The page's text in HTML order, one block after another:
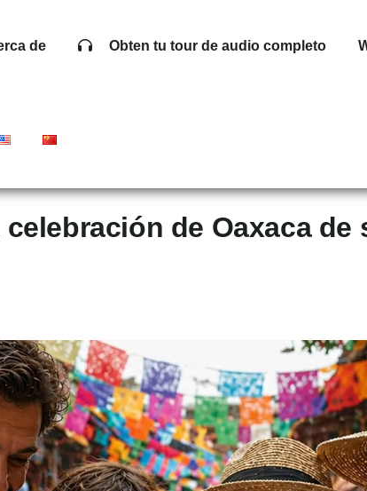
de Obten tu tour de audio completo
de Oaxaca de